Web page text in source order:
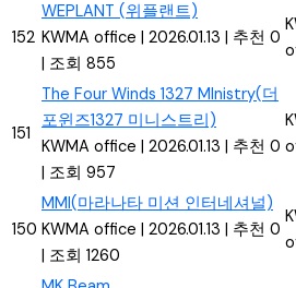
152
WEPLANT (위플랜트)
KWMA office
2026.01.13
추천 0
조회 855
151
The Four Winds 1327 MInistry(더
포윈즈1327 미니스트리)
KWMA office
2026.01.13
추천 0
조회 957
150
MMI(마라나타 미션 인터네셔널)
KWMA office
2026.01.13
추천 0
조회 1260